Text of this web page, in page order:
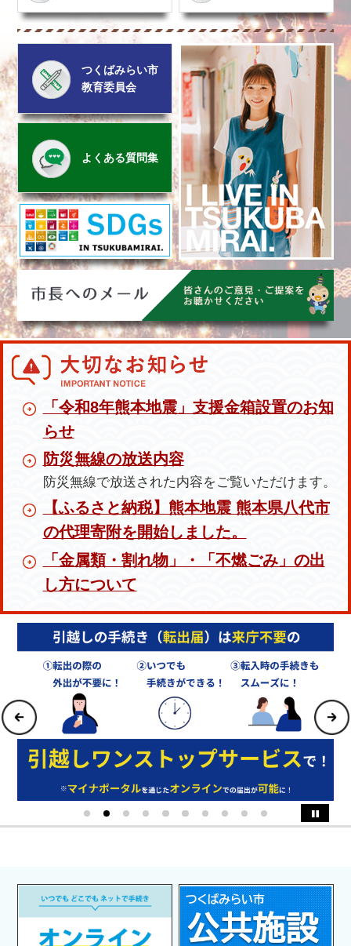
つくばみらい市農業委員会総会開催のお知ら
せ（令和8年8月10日）
2026年8月4日 New!
お盆を中心とした期間中（8月8日〜8月16
日）に受診できる医療機関について
2026年8月4日
10月分みらい健診予約開始のお知らせ
2026年8月4日 New!
粗大ごみの出し方【オンライン申請も受付
中！】
2026年8月3日 New!
「令和8年熊本地震」支援金箱設置のお知らせ
2026年8月3日 New!
令和8年度つくばみらい市市民ミュージカル
「探検家 間宮林蔵」 協賛募集！
2026年8月3日 New!
医療相談アプリLEBER（リーバー）をご活用
ください
つくばみらい市
教育委員会
よくある質問集
「令和8年熊本地震」支援金箱設置のお知
らせ
防災無線の放送内容
防災無線で放送された内容をご覧いただけます。
【ふるさと納税】熊本地震 熊本県八代市
の代理寄附を開始しました。
「金属類・割れ物」・「不燃ごみ」の出
し方について
Previous